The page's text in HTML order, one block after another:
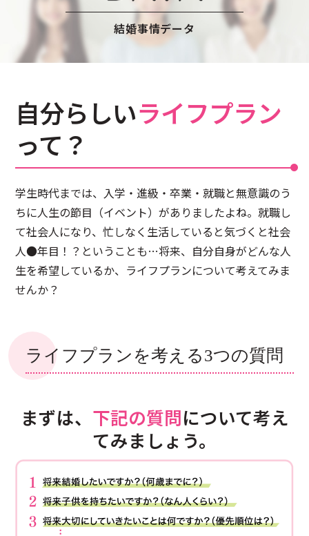
注意事項 民間企業・団体イベント
DATING SUPPORT
アーカイブ センターからのお知らせ
◯センターへのアクセス ◯お問い合わせ ◯プライバシーポリシー
結婚事情データ
自分らしいライフプラン
って？
学生時代までは、入学・進級・卒業・就職と無意識のう
ちに人生の節目（イベント）がありましたよね。就職し
て社会人になり、忙しなく生活していると気づくと社会
人●年目！？ということも…将来、自分自身がどんな人
生を希望しているか、ライフプランについて考えてみま
せんか？
ライフプランを考える3つの質問
まずは、 下記の質問について考え
てみましょう。